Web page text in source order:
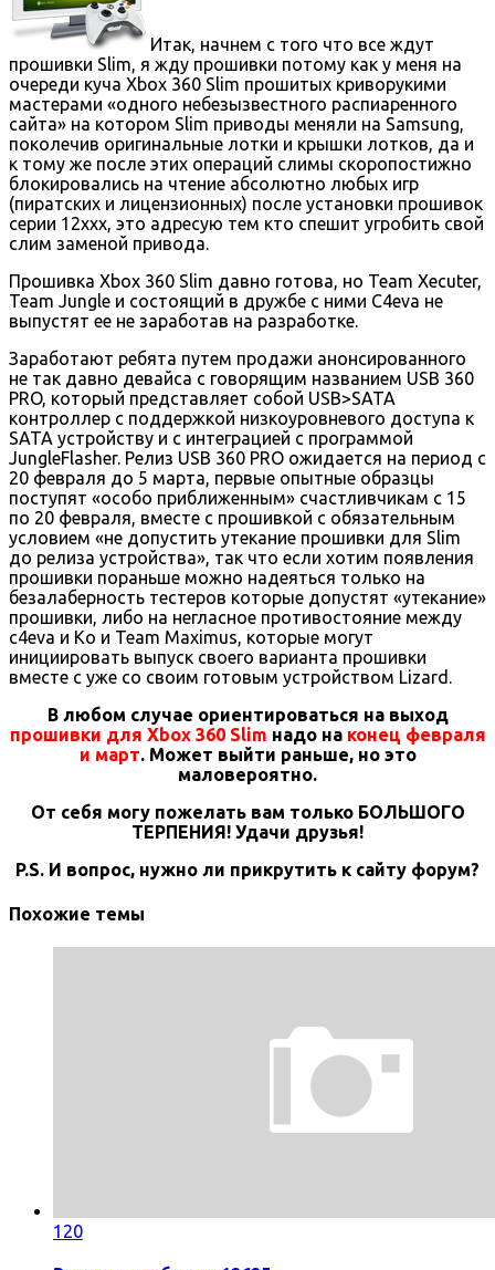
Итак, начнем с того что все ждут
прошивки Slim, я жду прошивки потому как у меня на
очереди куча Xbox 360 Slim прошитых криворукими
мастерами «одного небезызвестного распиаренного
сайта» на котором Slim приводы меняли на Samsung,
поколечив оригинальные лотки и крышки лотков, да и
к тому же после этих операций слимы скоропостижно
блокировались на чтение абсолютно любых игр
(пиратских и лицензионных) после установки прошивок
серии 12ххх, это адресую тем кто спешит угробить свой
слим заменой привода.
Прошивка Xbox 360 Slim давно готова, но Team Xecuter,
Team Jungle и состоящий в дружбе с ними C4eva не
выпустят ее не заработав на разработке.
Заработают ребята путем продажи анонсированного
не так давно девайса с говорящим названием USB 360
PRO, который представляет собой USB>SATA
контроллер с поддержкой низкоуровневого доступа к
SATA устройству и с интеграцией с программой
JungleFlasher. Релиз USB 360 PRO ожидается на период с
20 февраля до 5 марта, первые опытные образцы
поступят «особо приближенным» счастливчикам с 15
по 20 февраля, вместе с прошивкой с обязательным
условием «не допустить утекание прошивки для Slim
до релиза устройства», так что если хотим появления
прошивки пораньше можно надеяться только на
безалаберность тестеров которые допустят «утекание»
прошивки, либо на негласное противостояние между
c4eva и Ko и Team Maximus, которые могут
инициировать выпуск своего варианта прошивки
вместе с уже со своим готовым устройством Lizard.
В любом случае ориентироваться на выход
прошивки для Xbox 360 Slim надо на конец февраля
и март. Может выйти раньше, но это
маловероятно.
От себя могу пожелать вам только БОЛЬШОГО
ТЕРПЕНИЯ! Удачи друзья!
P.S. И вопрос, нужно ли прикрутить к сайту форум?
Похожие темы
120